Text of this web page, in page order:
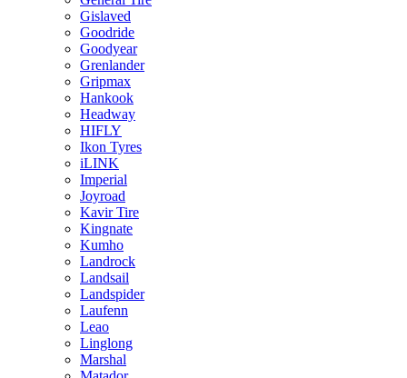
Gislaved
Goodride
Goodyear
Grenlander
Gripmax
Hankook
Headway
HIFLY
Ikon Tyres
iLINK
Imperial
Joyroad
Kavir Tire
Kingnate
Kumho
Landrock
Landsail
Landspider
Laufenn
Leao
Linglong
Marshal